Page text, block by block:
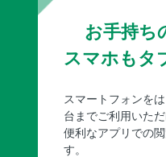
お手持ち
スマホもタ
スマートフォンを
台までご利用いただ
便利なアプリでの
す。